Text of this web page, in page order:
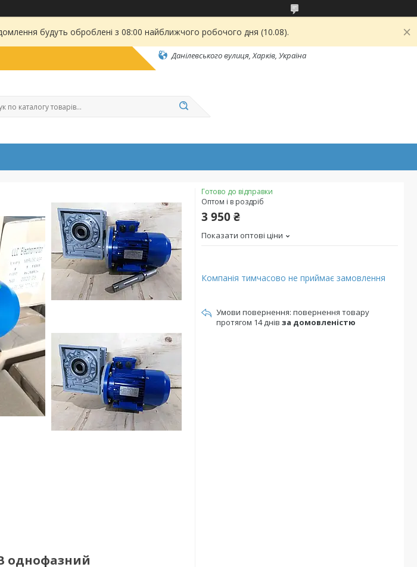
будуть оброблені з 08:00 найближчого робочого дня (10.08).
Данілевського вулиця, Харків, Україна
однофазний
Готово до відправки
Оптом і в роздріб
3 950 ₴
Показати оптові ціни
Компанія тимчасово не приймає замовлення
повернення товару
протягом 14 днів за домовленістю